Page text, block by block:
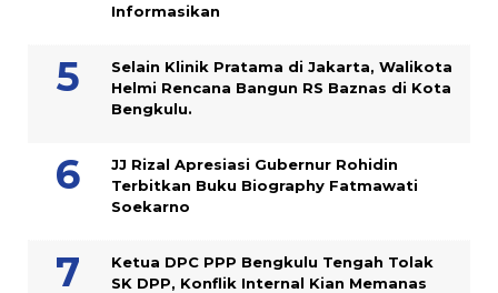
Informasikan
Selain Klinik Pratama di Jakarta, Walikota
Helmi Rencana Bangun RS Baznas di Kota
Bengkulu.
JJ Rizal Apresiasi Gubernur Rohidin
Terbitkan Buku Biography Fatmawati
Soekarno
Ketua DPC PPP Bengkulu Tengah Tolak
SK DPP, Konflik Internal Kian Memanas